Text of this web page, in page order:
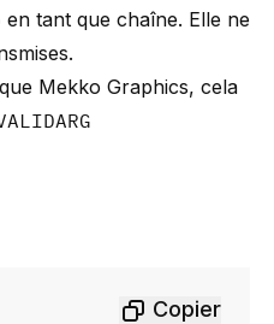
en tant que chaîne. Elle ne
Mekko Graphics, cela
Copier